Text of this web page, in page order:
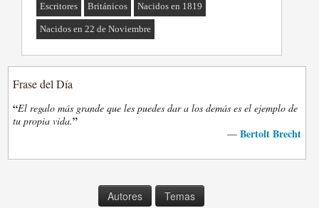
Escritores Británicos Nacidos en 1819
Nacidos en 22 de Noviembre
Frase del Día
“El regalo más grande que les puedes dar a los demás es el ejemplo de
tu propia vida.”
— Bertolt Brecht
Autores Temas